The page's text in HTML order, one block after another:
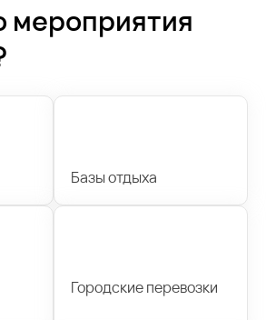
мероприятия
Базы отдыха
Городские перевозки